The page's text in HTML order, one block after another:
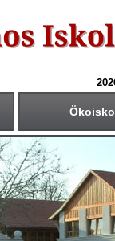
Közös fogadóórák
Krétában kiértesített